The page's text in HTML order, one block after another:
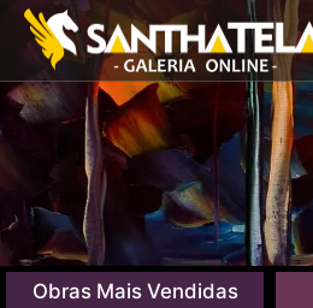
Obras Mais Vendidas